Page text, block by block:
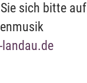
sich bitte auf